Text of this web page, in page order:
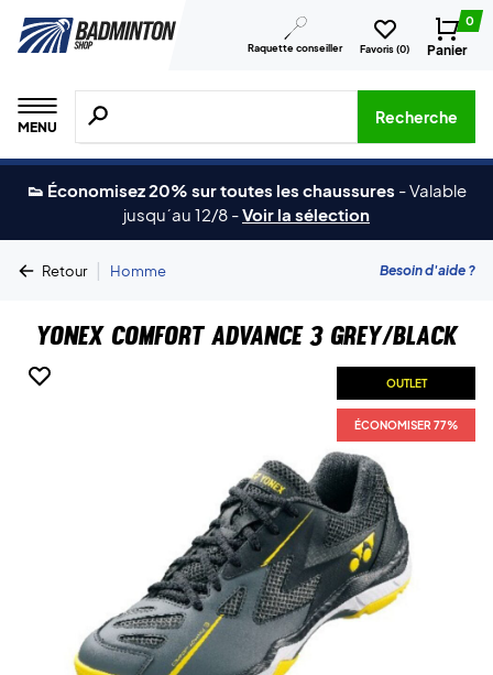
Raquette conseiller Favoris (0)
0
Panier
MENU
Recherche de produits, de marques, etc.
Recherche
👟 Économisez 20% sur toutes les chaussures -Valable
jusqu´au 12/8 -Voir la sélection
Retour | Homme Besoin d'aide ?
Yonex Comfort Advance 3 Grey/Black
OUTLET
ÉCONOMISER 77%